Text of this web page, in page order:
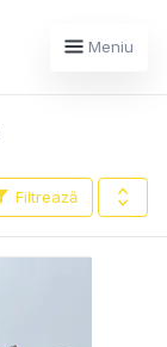
Meniu
Filtrează